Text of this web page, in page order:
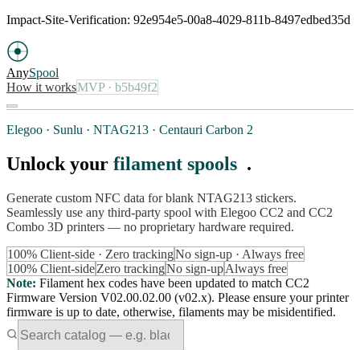
Impact-Site-Verification: 92e954e5-00a8-4029-811b-8497edbed35d
AnySpool
How it worksMVP· b5b49f2
Elegoo · Sunlu · NTAG213 · Centauri Carbon 2
Unlock your filament spools .
Generate custom NFC data for blank NTAG213 stickers.
Seamlessly use any third-party spool with Elegoo CC2 and CC2
Combo 3D printers — no proprietary hardware required.
100% Client-side · Zero trackingNo sign-up · Always free
100% Client-sideZero trackingNo sign-upAlways free
Note: Filament hex codes have been updated to match CC2
Firmware Version V02.00.02.00 (v02.x). Please ensure your printer
firmware is up to date, otherwise, filaments may be misidentified.